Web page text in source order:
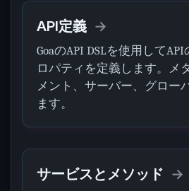
API定義
GoaのAPI DSLを使用して
ロパティを定義します。メ
メント、サーバー、グロー
ます。
サービスとメソッド